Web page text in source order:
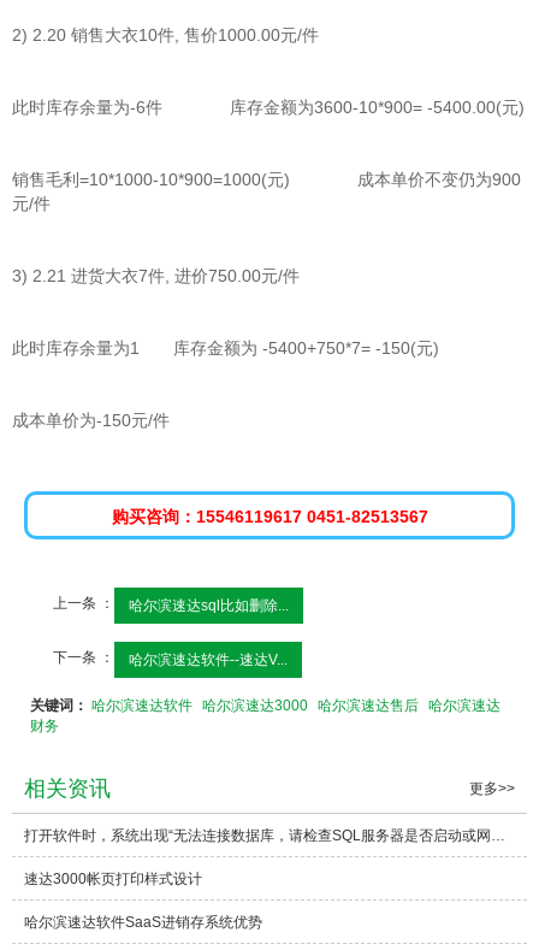
2) 2.20 销售大衣10件, 售价1000.00元/件
此时库存余量为-6件 库存金额为3600-10*900= -5400.00(元)
销售毛利=10*1000-10*900=1000(元) 成本单价不变仍为900
元/件
3) 2.21 进货大衣7件, 进价750.00元/件
此时库存余量为1 库存金额为 -5400+750*7= -150(元)
成本单价为-150元/件
购买咨询：15546119617 0451-82513567
上一条 ： 哈尔滨速达sql比如删除...
下一条 ： 哈尔滨速达软件--速达V...
关键词： 哈尔滨速达软件 哈尔滨速达3000 哈尔滨速达售后 哈尔滨速达
财务
相关资讯 更多>>
打开软件时，系统出现“无法连接数据库，请检查SQL服务器是否启动或网络是否正常”这样的错误提示。
速达3000帐页打印样式设计
哈尔滨速达软件SaaS进销存系统优势